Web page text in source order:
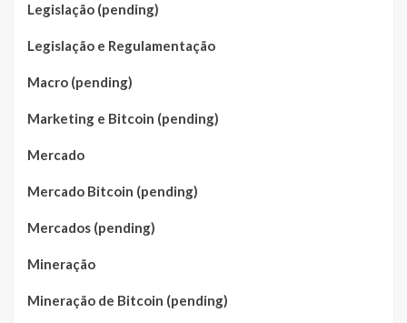
Legislação (pending)
Legislação e Regulamentação
Macro (pending)
Marketing e Bitcoin (pending)
Mercado
Mercado Bitcoin (pending)
Mercados (pending)
Mineração
Mineração de Bitcoin (pending)